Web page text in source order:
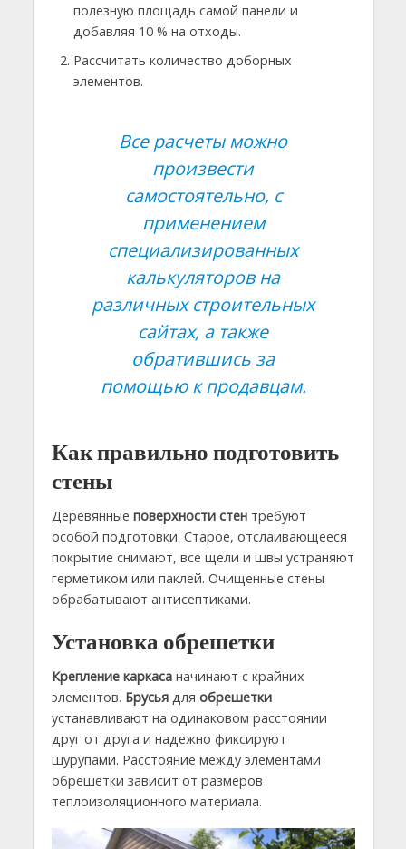
полезную площадь самой панели и
добавляя 10 % на отходы.
Рассчитать количество доборных
элементов.
Все расчеты можно
произвести
самостоятельно, с
применением
специализированных
калькуляторов на
различных строительных
сайтах, а также
обратившись за
помощью к продавцам.
Как правильно подготовить
стены
Деревянные поверхности стентребуют
особой подготовки. Старое, отслаивающееся
покрытие снимают, все щели и швы устраняют
герметиком или паклей. Очищенные стены
обрабатывают антисептиками.
Установка обрешетки
Крепление каркасаначинают с крайних
элементов. Брусья для обрешетки
устанавливают на одинаковом расстоянии
друг от друга и надежно фиксируют
шурупами. Расстояние между элементами
обрешетки зависит от размеров
теплоизоляционного материала.